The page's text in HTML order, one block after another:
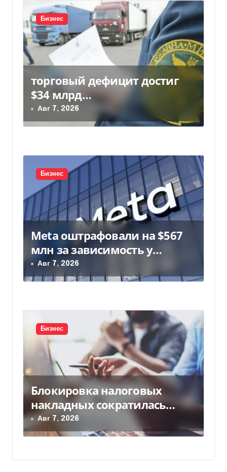
и
я
п
о
з
а
и
с
я
м
Бизнес
торговый дефицит достиг
$34 млрд…
Авг 7, 2026
Бизнес
Meta оштрафовали на $567
млн за зависимость у
подростков
Авг 7, 2026
Бизнес
Блокировка налоговых
накладных сократилась
почти в 5 раз
Авг 7, 2026